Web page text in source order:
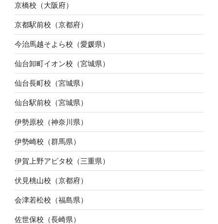
京橋校（大阪府）
京都駅前校（京都府）
今治馬越そよら校（愛媛県）
仙台卸町イオン校（宮城県）
仙台長町校（宮城県）
仙台駅前校（宮城県）
伊勢原校（神奈川県）
伊勢崎校（群馬県）
伊賀上野アピタ校（三重県）
伏見桃山校（京都府）
会津若松校（福島県）
佐世保校（長崎県）